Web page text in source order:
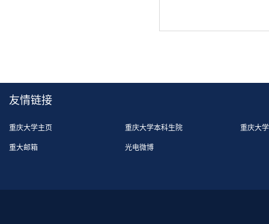
友情链接
重庆大学主页 重庆大学本科生院 重庆大
重大邮箱 光电微博